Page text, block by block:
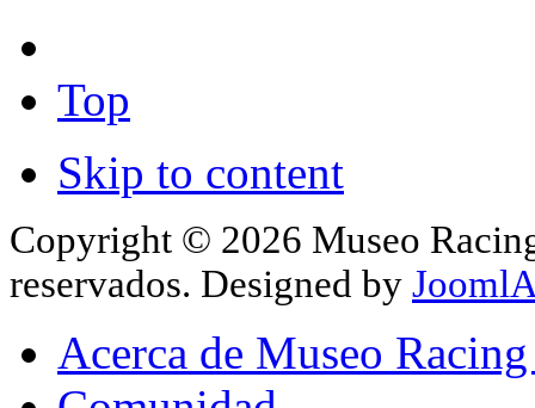
Top
Skip to content
Copyright © 2026 Museo
reservados. Designed by
Acerca de Museo